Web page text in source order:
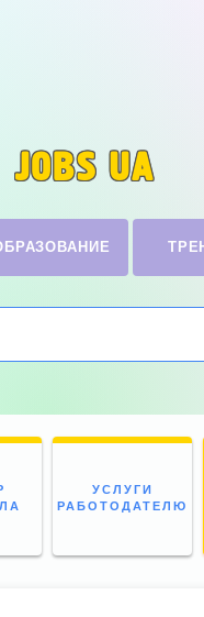
JOBS UA
УСЛУГИ
РАБОТОДАТЕЛЮ